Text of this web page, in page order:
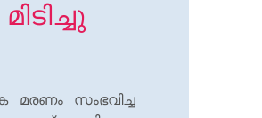
മരണം സംഭവിച്ച